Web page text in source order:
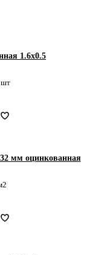
1.6х0.5
шт
мм оцинкованная